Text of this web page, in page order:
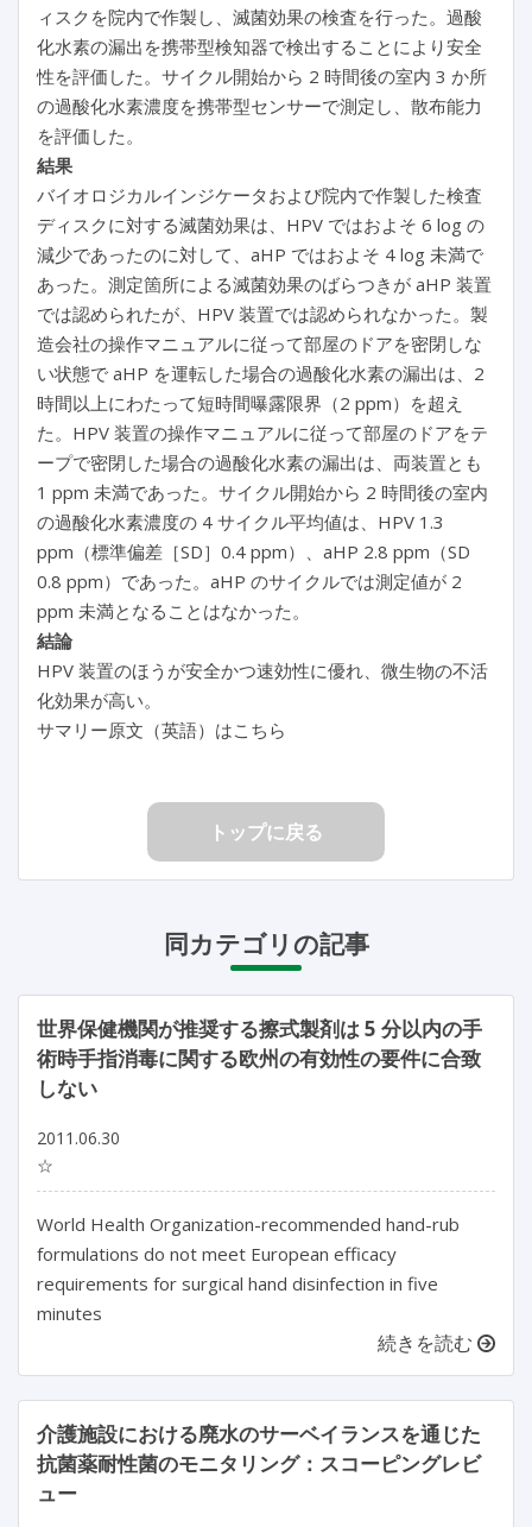
ィスクを院内で作製し、滅菌効果の検査を行った。過酸
化水素の漏出を携帯型検知器で検出することにより安全
性を評価した。サイクル開始から 2 時間後の室内 3 か所
の過酸化水素濃度を携帯型センサーで測定し、散布能力
を評価した。
結果
バイオロジカルインジケータおよび院内で作製した検査
ディスクに対する滅菌効果は、HPV ではおよそ 6 log の
減少であったのに対して、aHP ではおよそ 4 log 未満で
あった。測定箇所による滅菌効果のばらつきが aHP 装置
では認められたが、HPV 装置では認められなかった。製
造会社の操作マニュアルに従って部屋のドアを密閉しな
い状態で aHP を運転した場合の過酸化水素の漏出は、2
時間以上にわたって短時間曝露限界（2 ppm）を超え
た。HPV 装置の操作マニュアルに従って部屋のドアをテ
ープで密閉した場合の過酸化水素の漏出は、両装置とも
1 ppm 未満であった。サイクル開始から 2 時間後の室内
の過酸化水素濃度の 4 サイクル平均値は、HPV 1.3
ppm（標準偏差［SD］0.4 ppm）、aHP 2.8 ppm（SD
0.8 ppm）であった。aHP のサイクルでは測定値が 2
ppm 未満となることはなかった。
結論
HPV 装置のほうが安全かつ速効性に優れ、微生物の不活
化効果が高い。
サマリー原文（英語）はこちら
トップに戻る
同カテゴリの記事
世界保健機関が推奨する擦式製剤は 5 分以内の手
術時手指消毒に関する欧州の有効性の要件に合致
しない
2011.06.30
☆
World Health Organization-recommended hand-rub
formulations do not meet European efficacy
requirements for surgical hand disinfection in five
minutes
続きを読む
介護施設における廃水のサーベイランスを通じた
抗菌薬耐性菌のモニタリング：スコーピングレビ
ュー